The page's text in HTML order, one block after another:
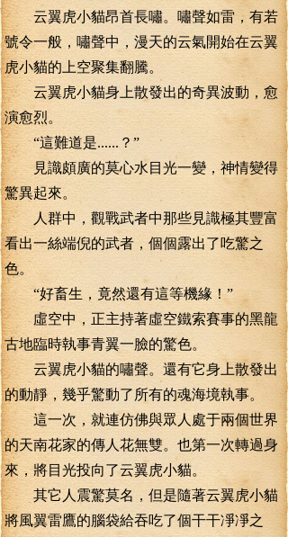
云翼虎小貓昂首長嘯。嘯聲如雷，有若
號令一般，嘯聲中，漫天的云氣開始在云翼
虎小貓的上空聚集翻騰。
云翼虎小貓身上散發出的奇異波動，愈
演愈烈。
“這難道是......？”
見識頗廣的莫心水目光一變，神情變得
驚異起來。
人群中，觀戰武者中那些見識極其豐富
看出一絲端倪的武者，個個露出了吃驚之
色。
“好畜生，竟然還有這等機緣！”
虛空中，正主持著虛空鐵索賽事的黑龍
古地臨時執事青翼一臉的驚色。
云翼虎小貓的嘯聲。還有它身上散發出
的動靜，幾乎驚動了所有的魂海境執事。
這一次，就連仿佛與眾人處于兩個世界
的天南花家的傳人花無雙。也第一次轉過身
來，將目光投向了云翼虎小貓。
其它人震驚莫名，但是隨著云翼虎小貓
將風翼雷鷹的腦袋給吞吃了個干干凈凈之